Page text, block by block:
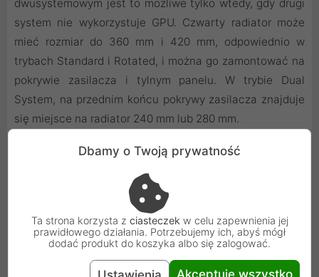
dwusystemowym jest to możliwe tylko wtedy, gdy drugi
system nie wykorzystuje GPU. Czwarty radiator może
mieć rozmiar do 360 mm i 420 mm, odpowiednio w
trybach Standard i Rotated, i można go zamontować na
pokrywie zasilacza i tylnym panelu. W trybie Dual
System, na przednim końcu pokrywy zasilacza znajduje
się miejsce na radiator 240 mm lub 280 mm.
Dbamy o Twoją prywatność
Ta strona korzysta z ciasteczek w celu zapewnienia jej
prawidłowego działania. Potrzebujemy ich, abyś mógł
dodać produkt do koszyka albo się zalogować.
Akceptuję wszystko